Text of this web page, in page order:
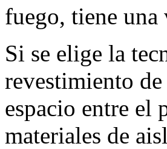
fuego, tiene
Si se elige la
revestimiento de
espacio entre el
materiales de